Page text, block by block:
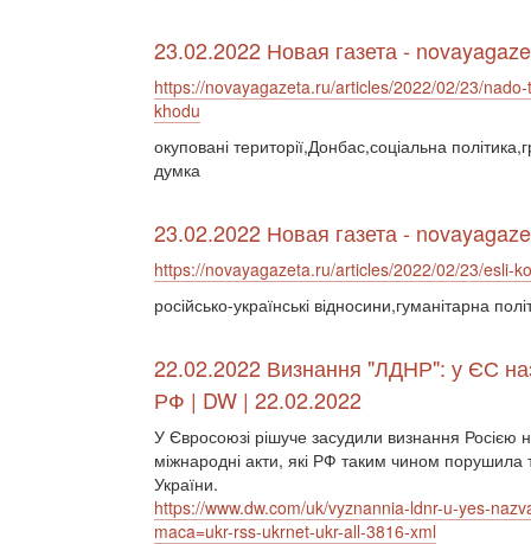
23.02.2022 Новая газета -
https://novayagazeta.ru/articles/2022/02/23/
khodu
окуповані території,Донбас,соціальна
думка
23.02.2022 Новая газета -
https://novayagazeta.ru/articles/2022/02/23/esli-
російсько-українські відносини,гуманітарна
22.02.2022 Визнання "ЛДНР": у ЄС
РФ | DW | 22.02.2022
У Євросоюзі рішуче засудили визнання
міжнародні акти, які РФ таким чином порушила
України.
https://www.dw.com/uk/vyznannia-ldnr-u-yes-
maca=ukr-rss-ukrnet-ukr-all-3816-xml